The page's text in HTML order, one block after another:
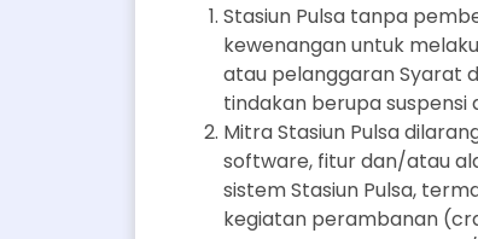
Stasiun Pulsa tanpa
kewenangan untuk
atau pelanggaran Syarat
tindakan berupa suspensi
Mitra Stasiun Pulsa
software, fitur dan/atau
sistem Stasiun Pulsa,
kegiatan perambanan